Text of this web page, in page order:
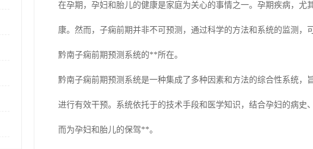
在孕期，孕妇和胎儿的健康是家庭为关心的事情之一。孕期疾病，
康。然而，子痫前期并非不可预测，通过科学的方法和系统的监测
黔南子痫前期预测系统的**所在。
黔南子痫前期预测系统是一种集成了多种因素和方法的综合性系统
进行有效干预。系统依托于的技术手段和医学知识，结合孕妇的病
而为孕妇和胎儿的保驾**。